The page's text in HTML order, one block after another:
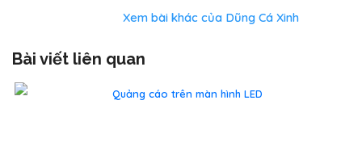
Xem bài khác của Dũng Cá Xinh
Bài viết liên quan